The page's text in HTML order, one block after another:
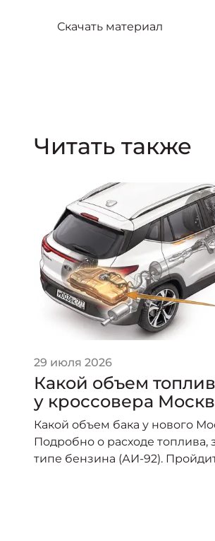
Скачать материал
Читать также
29 июля 2026
Какой объем
у кроссовера
Какой объем бака у нового
Подробно о расходе топлива,
типе бензина (АИ-92).